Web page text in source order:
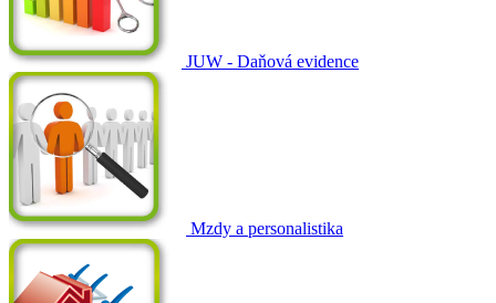
JUW - Daňová evidence
Mzdy a personalistika